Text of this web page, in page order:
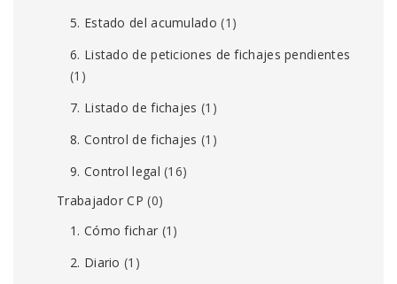
5. Estado del acumulado (1)
6. Listado de peticiones de fichajes pendientes
(1)
7. Listado de fichajes (1)
8. Control de fichajes (1)
9. Control legal (16)
Trabajador CP (0)
1. Cómo fichar (1)
2. Diario (1)